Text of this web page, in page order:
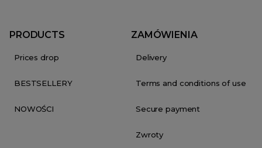
PRODUCTS
Prices drop
BESTSELLERY
NOWOŚCI
ZAMÓWIENIA
Delivery
Terms and conditions of use
Secure payment
Zwroty